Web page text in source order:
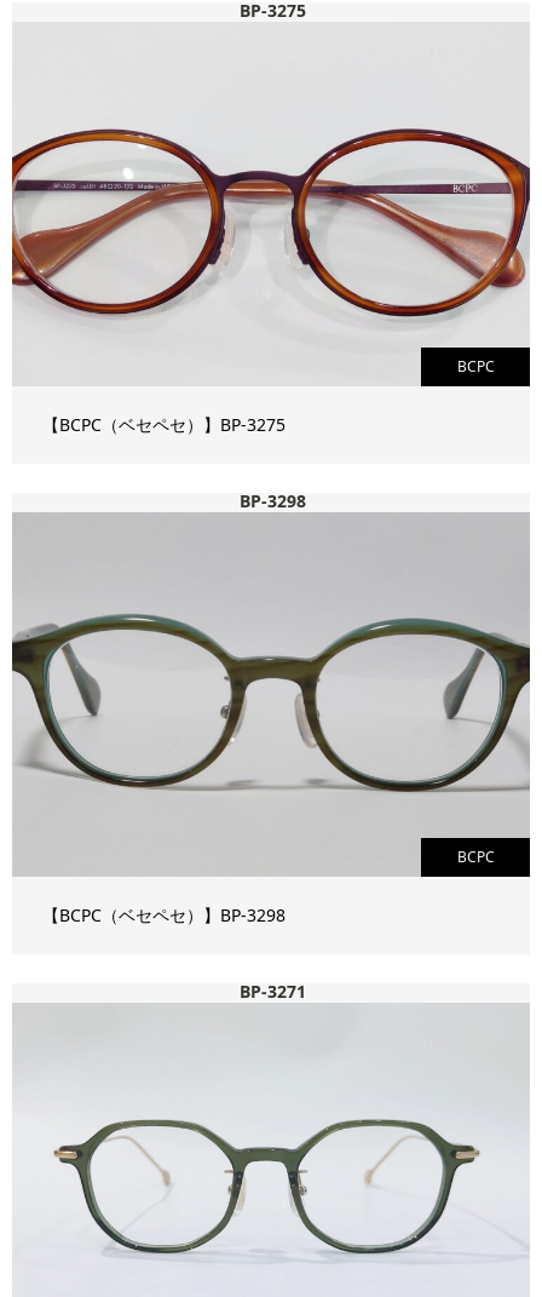
BP-3275
BCPC
【BCPC（ベセペセ）】BP-3275
BP-3298
BCPC
【BCPC（ベセペセ）】BP-3298
BP-3271